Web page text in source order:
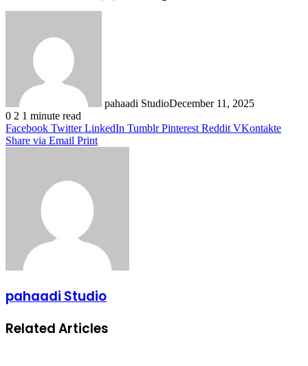
pahaadi StudioDecember 11, 2025
0 2 1 minute read
Facebook Twitter LinkedIn Tumblr Pinterest Reddit VKontakte
Share via Email Print
pahaadi Studio
Related Articles